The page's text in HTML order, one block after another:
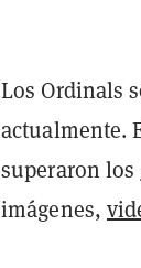
Los Ordinals
actualmente.
superaron los
imágenes,